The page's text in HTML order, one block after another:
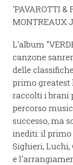
'PAVAROTTI &
MONTREAUX
L'album
canzone
delle
primo greatest
raccolti i brani
percorso
successo, ma
inediti: il primo
Sighieri,
e